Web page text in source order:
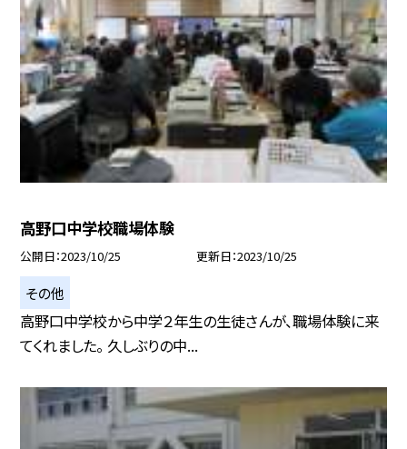
高野口中学校職場体験
公開日 2023/10/25 更新日 2023/10/25
その他
高野口中学校から中学２年生の生徒さんが、職場体験に来
てくれました。 久しぶりの中...